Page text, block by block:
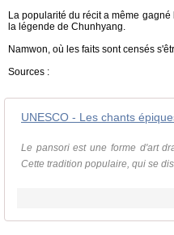
La popularité du récit a même
la légende de Chunhyang.
Namwon, où les faits sont censés
Sources :
UNESCO - Les chants
Le pansori est une forme d'art
Cette tradition populaire, qui se